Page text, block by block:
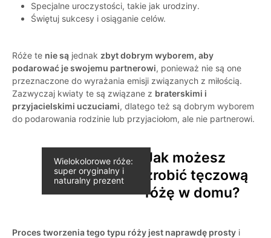
Specjalne uroczystości, takie jak urodziny.
Świętuj sukcesy i osiąganie celów.
Róże te nie są jednak zbyt dobrym wyborem, aby
podarować je swojemu partnerowi, ponieważ nie są one
przeznaczone do wyrażania emisji związanych z miłością.
Zazwyczaj kwiaty te są związane z braterskimi i
przyjacielskimi uczuciami, dlatego też są dobrym wyborem
do podarowania rodzinie lub przyjaciołom, ale nie partnerowi.
Wielokolorowe róże:
super oryginalny i
naturalny prezent
Jak możesz
zrobić tęczową
różę w domu?
Proces tworzenia tego typu róży jest naprawdę prosty i